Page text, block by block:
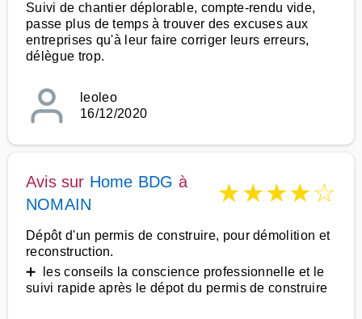
Suivi de chantier déplorable, compte-rendu vide,
passe plus de temps à trouver des excuses aux
entreprises qu'à leur faire corriger leurs erreurs,
délègue trop.
leoleo
16/12/2020
Avis sur Home BDG à
NOMAIN
★★★★☆
Dépôt d'un permis de construire, pour démolition et
reconstruction.
➕ les conseils la conscience professionnelle et le
suivi rapide après le dépot du permis de construire